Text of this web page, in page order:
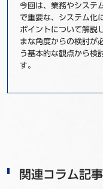
今回は、業務やシステ
で重要な、システム化
ポイントについて解説
まな角度からの検討が
う基本的な観点から検
す。
関連コラム記事